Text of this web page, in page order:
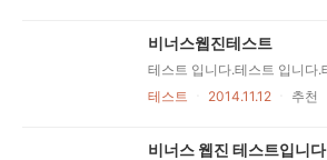
비너스웹진테스트
테스트
2014.11.12 추천
비너스 웹진 테스트입니다